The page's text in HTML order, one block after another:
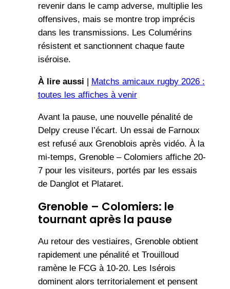
revenir dans le camp adverse, multiplie les
offensives, mais se montre trop imprécis
dans les transmissions. Les Columérins
résistent et sanctionnent chaque faute
iséroise.
À lire aussi | Matchs amicaux rugby 2026 :
toutes les affiches à venir
Avant la pause, une nouvelle pénalité de
Delpy creuse l’écart. Un essai de Farnoux
est refusé aux Grenoblois après vidéo. À la
mi-temps, Grenoble – Colomiers affiche 20-
7 pour les visiteurs, portés par les essais
de Danglot et Plataret.
Grenoble – Colomiers: le
tournant après la pause
Au retour des vestiaires, Grenoble obtient
rapidement une pénalité et Trouilloud
ramène le FCG à 10-20. Les Isérois
dominent alors territorialement et pensent